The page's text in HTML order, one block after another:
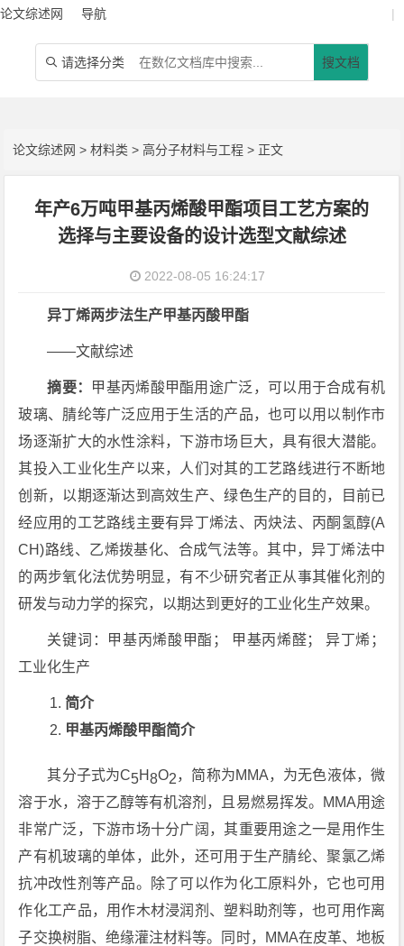
论文综述网 导航 |
 请选择分类 搜文档
论文综述网 >材料类 >高分子材料与工程 > 正文
年产6万吨甲基丙烯酸甲酯项目工艺方案的
选择与主要设备的设计选型文献综述
2022-08-05 16:24:17
异丁烯两步法生产甲基丙酸甲酯
——文献综述
摘要： 甲基丙烯酸甲酯用途广泛，可以用于合成有机
玻璃、腈纶等广泛应用于生活的产品，也可以用以制作市
场逐渐扩大的水性涂料，下游市场巨大，具有很大潜能。
其投入工业化生产以来，人们对其的工艺路线进行不断地
创新，以期逐渐达到高效生产、绿色生产的目的，目前已
经应用的工艺路线主要有异丁烯法、丙炔法、丙酮氢醇(A
CH)路线、乙烯拨基化、合成气法等。其中，异丁烯法中
的两步氧化法优势明显，有不少研究者正从事其催化剂的
研发与动力学的探究，以期达到更好的工业化生产效果。
关键词：甲基丙烯酸甲酯； 甲基丙烯醛； 异丁烯；
工业化生产
简介
甲基丙烯酸甲酯简介
其分子式为C5H8O2，简称为MMA，为无色液体，微
溶于水，溶于乙醇等有机溶剂，且易燃易挥发。MMA用途
非常广泛，下游市场十分广阔，其重要用途之一是用作生
产有机玻璃的单体，此外，还可用于生产腈纶、聚氯乙烯
抗冲改性剂等产品。除了可以作为化工原料外，它也可用
作化工产品，用作木材浸润剂、塑料助剂等，也可用作离
子交换树脂、绝缘灌注材料等。同时，MMA在皮革、地板